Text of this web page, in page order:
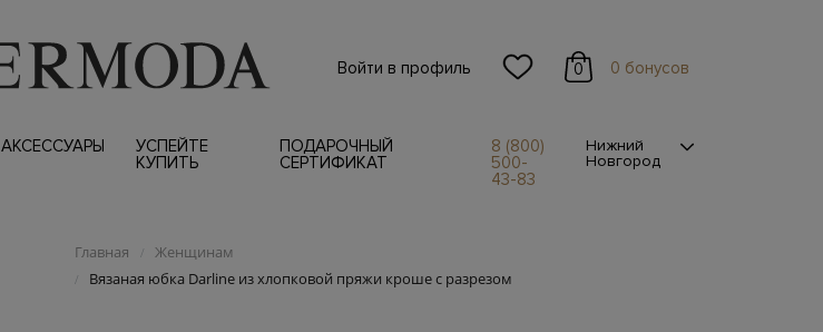
Войти в профиль 0 0 бонусов
АКСЕССУАРЫ
УСПЕЙТЕ
КУПИТЬ
ПОДАРОЧНЫЙ
СЕРТИФИКАТ
8 (800)
500-
43-83
Нижний
Новгород
Главная / Женщинам
/ Вязаная юбка Darline из хлопковой пряжи кроше с разрезом